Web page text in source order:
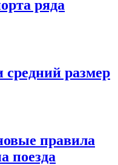
ряда
средний размер
правила
поезда